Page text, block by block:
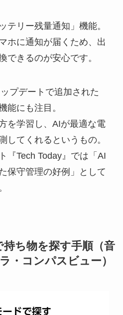
テリー残量通知」機能。
ホに通知が届くため、出
できるのが安心です。
プデートで追加された
能にも注目。
を学習し、AIが最適な電
してくれるというもの。
『Tech Today』では「AI
保守管理の好例」として
ち物を探す手順（音
・コンパスビュー）